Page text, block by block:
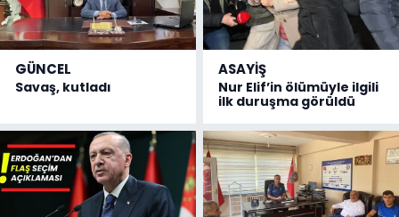
GÜNCEL
Savaş, kutladı
ASAYİŞ
Nur Elif’in ölümüyle ilgili
ilk duruşma görüldü